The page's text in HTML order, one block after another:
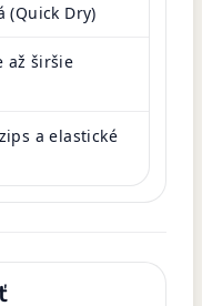
(Quick Dry)
až širšie
a elastické